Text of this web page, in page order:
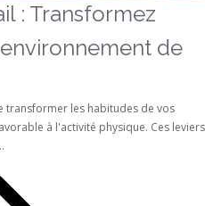
: Transformez
de
transformer les habitudes de vos
à l'activité physique. Ces leviers